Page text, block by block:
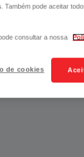
. Também pode aceitar
consultar a nossa
de cookies